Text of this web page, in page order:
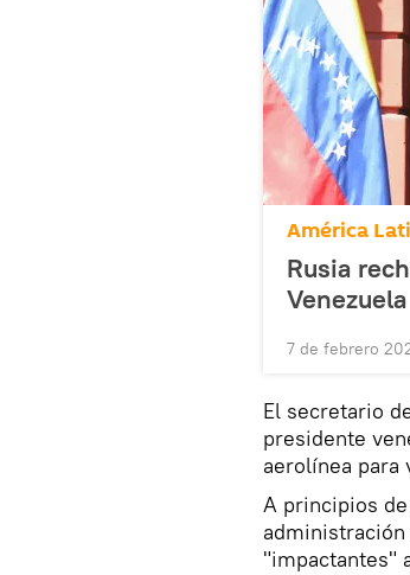
América
Rusia
Venezuela
7 de febrero
El secretario
presidente
aerolínea para
A principios
"impactantes"